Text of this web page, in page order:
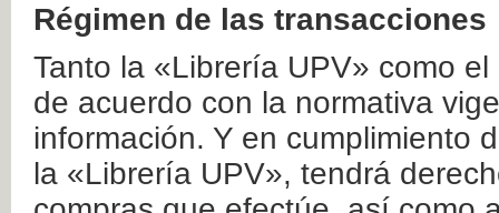
Régimen de las transacciones
Tanto la «Librería UPV» como
de acuerdo con la normativa
información. Y en cumplimiento
la «Librería UPV», tendrá